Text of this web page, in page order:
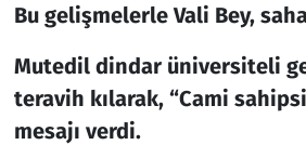
Bu gelişmelerle Vali Bey,
Mutedil dindar üniversiteli
teravih kılarak, “Cami
mesajı verdi.